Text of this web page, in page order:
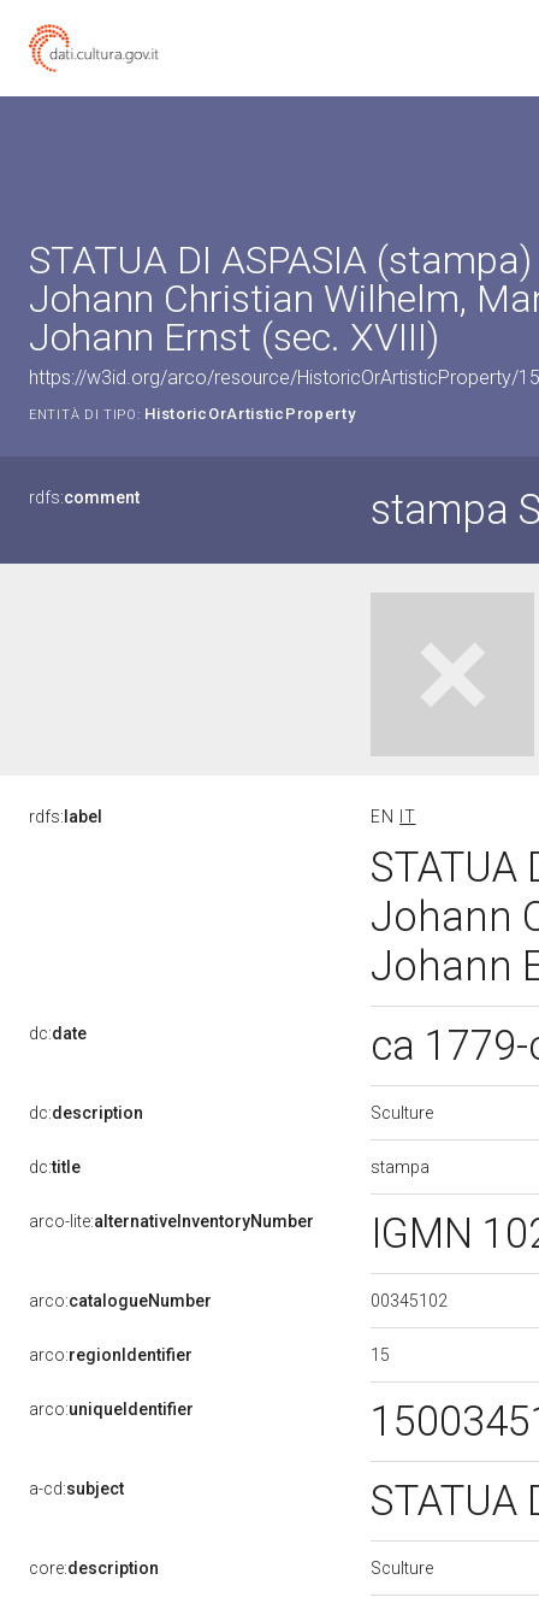
STATUA DI ASPASIA
Johann Christian Wilhelm,
Johann Ernst (sec. XVIII)
https://w3id.org/arco/resource/HistoricOrArtisticProperty/
ENTITÀ DI TIPO: HistoricOrArtisticProperty
rdfs:comment stampa
rdfs: label EN IT
STATUA
Johann
Johann
dc:date ca
dc:description Sculture
dc:title stampa
arco-lite:alternativeInventoryNumber IGMN
arco:catalogueNumber 00345102
arco:regionIdentifier 15
arco:uniqueIdentifier
a-cd:subject STATUA
core:description Sculture